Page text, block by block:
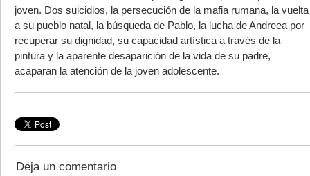
joven. Dos suicidios, la persecución de la mafia rumana, la vuelta
a su pueblo natal, la búsqueda de Pablo, la lucha de Andreea por
recuperar su dignidad, su capacidad artística a través de la
pintura y la aparente desaparición de la vida de su padre,
acaparan la atención de la joven adolescente.
Deja un comentario